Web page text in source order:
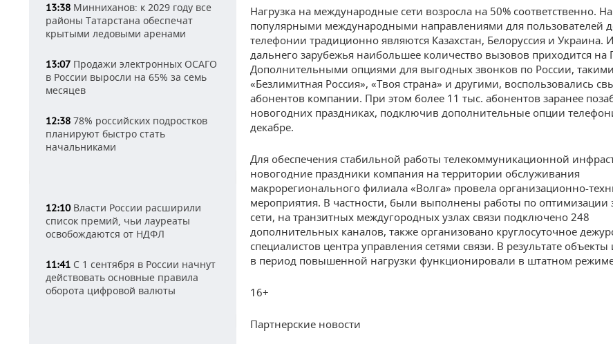
13:38 Минниханов: к 2029 году все
районы Татарстана обеспечат
крытыми ледовыми аренами
13:07 Продажи электронных ОСАГО
в России выросли на 65% за семь
месяцев
12:38 78% российских подростков
планируют быстро стать
начальниками
12:10Власти России расширили
список премий, чьи лауреаты
освобождаются от НДФЛ
11:41 С 1 сентября в России начнут
действовать основные правила
оборота цифровой валюты
Нагрузка на международные сети возросла на 50% соответственно.
популярными международными направлениями для пользователей
телефонии традиционно являются Казахстан, Белоруссия и Украина.
дальнего зарубежья наибольшее количество вызовов приходится на
Дополнительными опциями для выгодных звонков по России,
«Безлимитная Россия», «Твоя страна» и другими, воспользовались
абонентов компании. При этом более 11 тыс. абонентов заранее
новогодних праздниках, подключив дополнительные опции
декабре.
Для обеспечения стабильной работы телекоммуникационной
новогодние праздники компания на территории обслуживания
макрорегионального филиала «Волга» провела организационно-
мероприятия. В частности, были выполнены работы по оптимизации
сети, на транзитных междугородных узлах связи подключено 248
дополнительных каналов, также организовано круглосуточное
специалистов центра управления сетями связи. В результате объекты
в период повышенной нагрузки функционировали в штатном
16+
Партнерские новости